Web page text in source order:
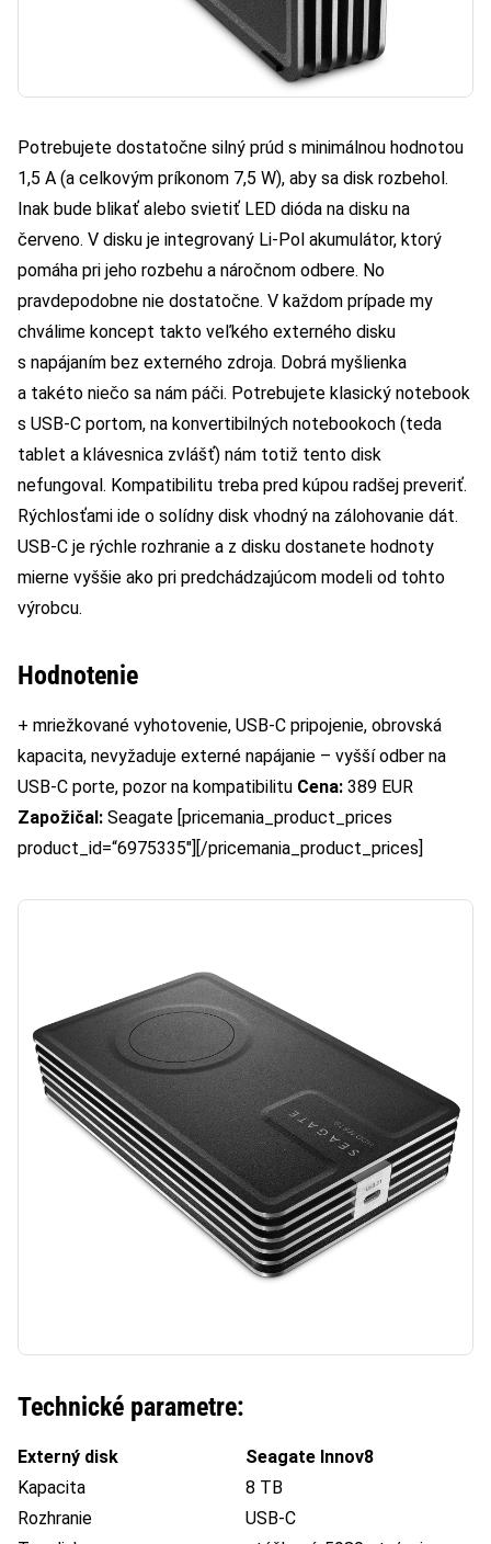
Potrebujete dostatočne silný prúd s minimálnou hodnotou
1,5 A (a celkovým príkonom 7,5 W), aby sa disk rozbehol.
Inak bude blikať alebo svietiť LED dióda na disku na
červeno. V disku je integrovaný Li-Pol akumulátor, ktorý
pomáha pri jeho rozbehu a náročnom odbere. No
pravdepodobne nie dostatočne. V každom prípade my
chválime koncept takto veľkého externého disku
s napájaním bez externého zdroja. Dobrá myšlienka
a takéto niečo sa nám páči. Potrebujete klasický notebook
s USB-C portom, na konvertibilných notebookoch (teda
tablet a klávesnica zvlášť) nám totiž tento disk
nefungoval. Kompatibilitu treba pred kúpou radšej preveriť.
Rýchlosťami ide o solídny disk vhodný na zálohovanie dát.
USB-C je rýchle rozhranie a z disku dostanete hodnoty
mierne vyššie ako pri predchádzajúcom modeli od tohto
výrobcu.
Hodnotenie
+ mriežkované vyhotovenie, USB-C pripojenie, obrovská
kapacita, nevyžaduje externé napájanie – vyšší odber na
USB-C porte, pozor na kompatibilitu Cena: 389 EUR
Zapožičal: Seagate [pricemania_product_prices
product_id=“6975335″][/pricemania_product_prices]
Technické parametre:
Externý disk
Seagate Innov8
Kapacita
8 TB
Rozhranie
USB-C